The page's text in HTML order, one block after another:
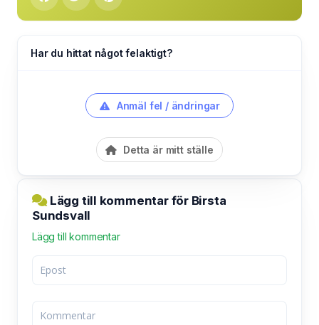
Har du hittat något felaktigt?
Anmäl fel / ändringar
Detta är mitt ställe
Lägg till kommentar för Birsta
Sundsvall
Lägg till kommentar